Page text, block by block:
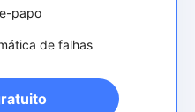
papo
de falhas